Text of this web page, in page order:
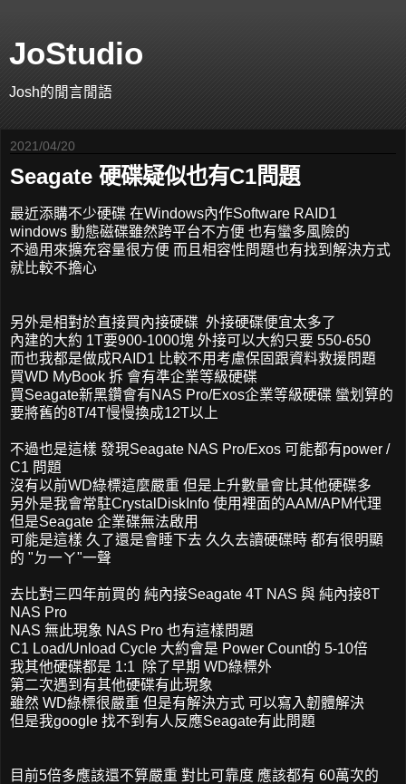
JoStudio
Josh的閒言閒語
2021/04/20
Seagate 硬碟疑似也有C1問題
最近添購不少硬碟 在Windows內作Software RAID1
windows 動態磁碟雖然跨平台不方便 也有蠻多風險的
不過用來擴充容量很方便 而且相容性問題也有找到解決方式
就比較不擔心
另外是相對於直接買內接硬碟 外接硬碟便宜太多了
內建的大約 1T要900-1000塊 外接可以大約只要 550-650
而也我都是做成RAID1 比較不用考慮保固跟資料救援問題
買WD MyBook 拆 會有準企業等級硬碟
買Seagate新黑鑽會有NAS Pro/Exos企業等級硬碟 蠻划算的
要將舊的8T/4T慢慢換成12T以上
不過也是這樣 發現Seagate NAS Pro/Exos 可能都有power /
C1 問題
沒有以前WD綠標這麼嚴重 但是上升數量會比其他硬碟多
另外是我會常駐CrystalDiskInfo 使用裡面的AAM/APM代理
但是Seagate 企業碟無法啟用
可能是這樣 久了還是會睡下去 久久去讀硬碟時 都有很明顯
的 "ㄉ一ㄚ"一聲
去比對三四年前買的 純內接Seagate 4T NAS 與 純內接8T
NAS Pro
NAS 無此現象 NAS Pro 也有這樣問題
C1 Load/Unload Cycle 大約會是 Power Count的 5-10倍
我其他硬碟都是 1:1 除了早期 WD綠標外
第二次遇到有其他硬碟有此現象
雖然 WD綠標很嚴重 但是有解決方式 可以寫入韌體解決
但是我google 找不到有人反應Seagate有此問題
目前5倍多應該還不算嚴重 對比可靠度 應該都有 60萬次的